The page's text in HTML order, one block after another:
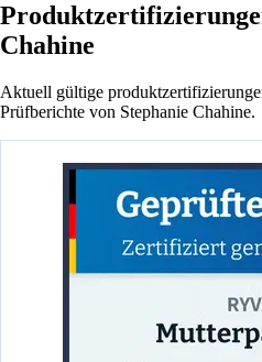
Chahine
Aktuell gültige
Prüfberichte von Stephanie Chahine.